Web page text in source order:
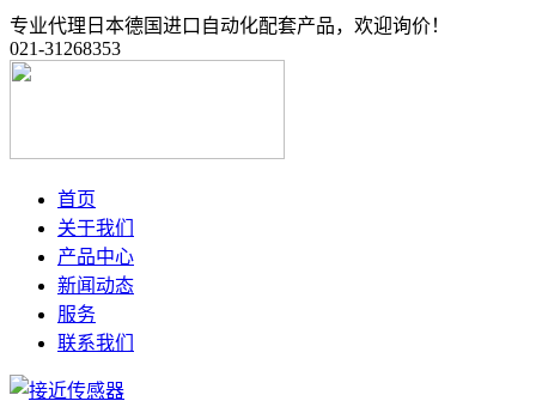
专业代理日本德国进口自动化配套产品，欢迎询价！
021-31268353
首页
关于我们
产品中心
新闻动态
服务
联系我们